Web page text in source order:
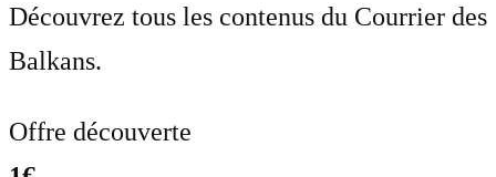
Découvrez tous les contenus du Courrier des
Balkans.
Offre découverte